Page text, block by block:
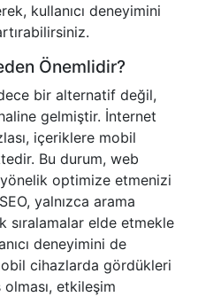
kullanıcı deneyimini
Önemlidir?
bir alternatif değil,
gelmiştir. İnternet
içeriklere mobil
Bu durum, web
optimize etmenizi
yalnızca arama
sıralamalar elde etmekle
deneyimini de
cihazlarda gördükleri
etkileşim